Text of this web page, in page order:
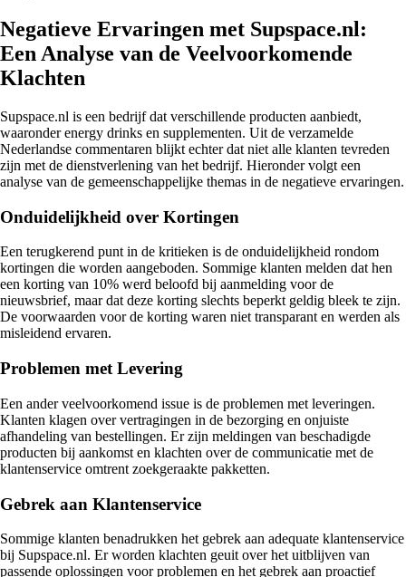
Negatieve Ervaringen met Supspace.nl:
Een Analyse van de Veelvoorkomende
Klachten
Supspace.nl is een bedrijf dat verschillende producten aanbiedt,
waaronder energy drinks en supplementen. Uit de verzamelde
Nederlandse commentaren blijkt echter dat niet alle klanten tevreden
zijn met de dienstverlening van het bedrijf. Hieronder volgt een
analyse van de gemeenschappelijke themas in de negatieve ervaringen.
Onduidelijkheid over Kortingen
Een terugkerend punt in de kritieken is de onduidelijkheid rondom
kortingen die worden aangeboden. Sommige klanten melden dat hen
een korting van 10% werd beloofd bij aanmelding voor de
nieuwsbrief, maar dat deze korting slechts beperkt geldig bleek te zijn.
De voorwaarden voor de korting waren niet transparant en werden als
misleidend ervaren.
Problemen met Levering
Een ander veelvoorkomend issue is de problemen met leveringen.
Klanten klagen over vertragingen in de bezorging en onjuiste
afhandeling van bestellingen. Er zijn meldingen van beschadigde
producten bij aankomst en klachten over de communicatie met de
klantenservice omtrent zoekgeraakte pakketten.
Gebrek aan Klantenservice
Sommige klanten benadrukken het gebrek aan adequate klantenservice
bij Supspace.nl. Er worden klachten geuit over het uitblijven van
passende oplossingen voor problemen en het gebrek aan proactief